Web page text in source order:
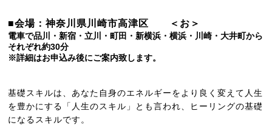
■会場：神奈川県川崎市高津区 ＜お＞
電車で品川・新宿・立川・町田・新横浜・横浜・川崎・大井町から
それぞれ約30分
※詳細はお申込み後にご案内致します。
基礎スキルは、あなた自身のエネルギーをより良く変えて人生
を豊かにする「人生のスキル」とも言われ、ヒーリングの基礎
になるスキルです。